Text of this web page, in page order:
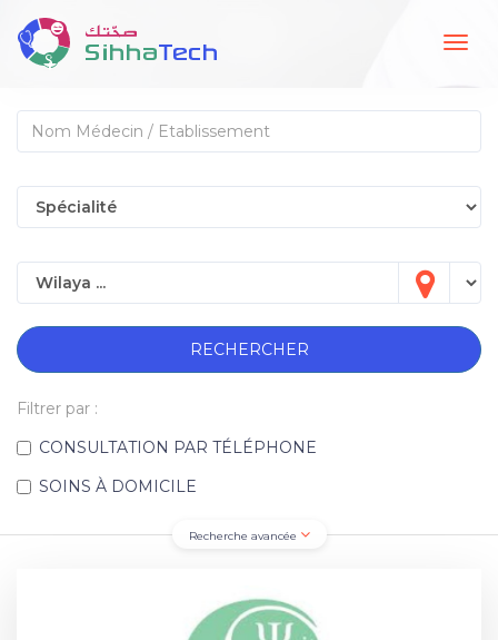
RECHERCHER
Filtrer par :
CONSULTATION PAR TÉLÉPHONE
SOINS À DOMICILE
Recherche avancée